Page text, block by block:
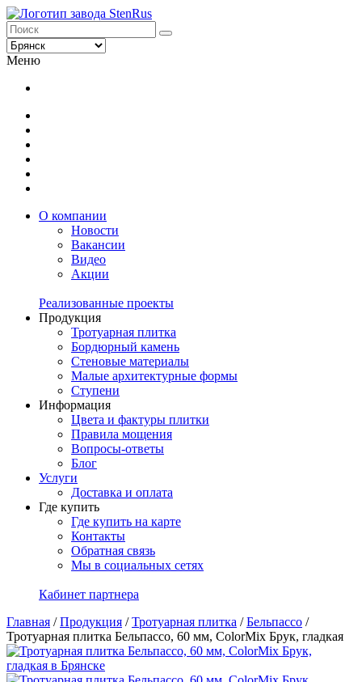
Меню
О компании
Новости
Вакансии
Видео
Акции
Реализованные проекты
Продукция
Тротуарная плитка
Бордюрный камень
Стеновые материалы
Малые архитектурные формы
Ступени
Информация
Цвета и фактуры плитки
Правила мощения
Вопросы-ответы
Блог
Услуги
Доставка и оплата
Где купить
Где купить на карте
Контакты
Обратная связь
Мы в социальных сетях
Кабинет партнера
Главная /Продукция /Тротуарная плитка /Бельпассо /
Тротуарная плитка Бельпассо, 60 мм, ColorMix Брук, гладкая